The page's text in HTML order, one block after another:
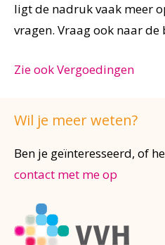
ligt de nadruk vaak meer
vragen. Vraag ook naar
Zie ook Vergoedingen
Wil je meer weten?
Ben je geïnteresseerd, of
contact met me op